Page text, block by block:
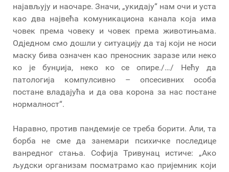
најављују и наочаре. Значи, „укидају“ нам очи и уста
као два највећа комуникациона канала која има
човек према човеку и човек према животињама.
Одједном смо дошли у ситуацију да тај који не носи
маску бива означен као преносник заразе или неко
ко је бунџија, неко ко се опире./…/ Нећу да
патологија компулсивно – опсесивних особа
постане владајућа и да ова корона за нас постане
нормалност“.
Наравно, против пандемије се треба борити. Али, та
борба не сме да занемари психичке последице
ванредног стања. Софија Тривунац истиче: „Ако
људски организам посматрамо као пријемник који